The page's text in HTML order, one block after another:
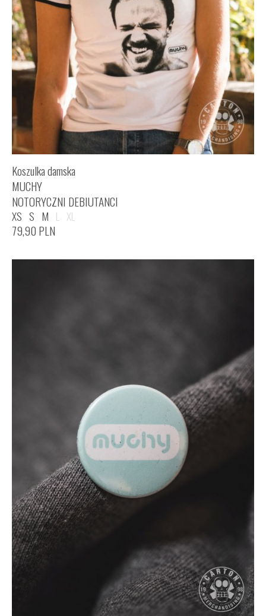
Koszulka damska
MUCHY
NOTORYCZNI DEBIUTANCI
XS S M L XL
79,90 PLN